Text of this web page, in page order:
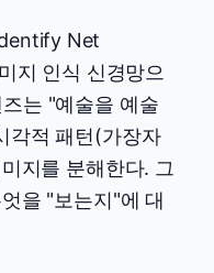
Net
지 인식 신경망으
는 "예술을 예술
각적 패턴(가장자
지를 분해한다. 그
을 "보는지"에 대